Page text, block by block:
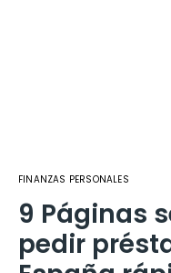
FINANZAS PERSONALES
9 Páginas
pedir